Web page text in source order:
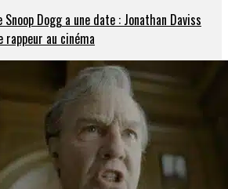
Snoop Dogg a une date : Jonathan Daviss
rappeur au cinéma